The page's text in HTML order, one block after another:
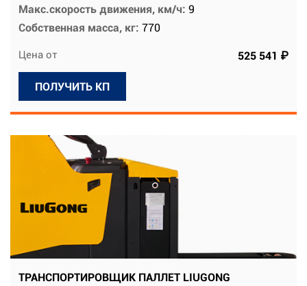
Макс.скорость движения, км/ч: 9
Собственная масса, кг: 770
Цена от 525 541 ₽
ПОЛУЧИТЬ КП
ТРАНСПОРТИРОВЩИК ПАЛЛЕТ LIUGONG